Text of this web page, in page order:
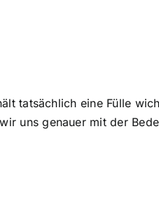
tatsächlich eine Fülle
uns genauer mit der